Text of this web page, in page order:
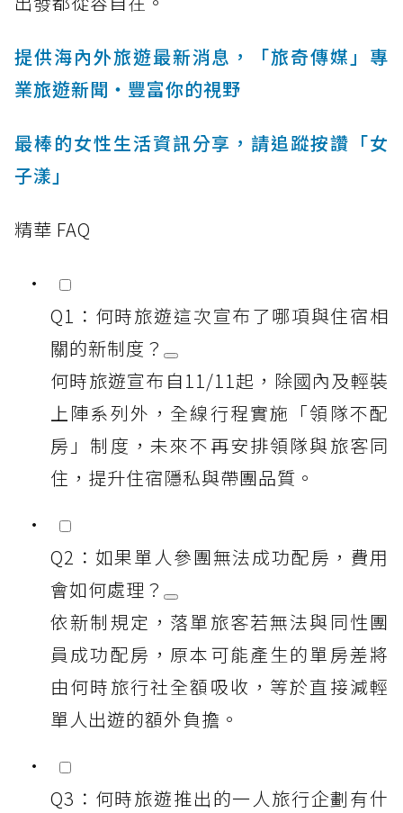
提供海內外旅遊最新消息，「旅奇傳媒」專
業旅遊新聞‧豐富你的視野
最棒的女性生活資訊分享，請追蹤按讚「女
子漾」
精華 FAQ
Q1：何時旅遊這次宣布了哪項與住宿相
關的新制度？
何時旅遊宣布自11/11起，除國內及輕裝
上陣系列外，全線行程實施「領隊不配
房」制度，未來不再安排領隊與旅客同
住，提升住宿隱私與帶團品質。
Q2：如果單人參團無法成功配房，費用
會如何處理？
依新制規定，落單旅客若無法與同性團
員成功配房，原本可能產生的單房差將
由何時旅行社全額吸收，等於直接減輕
單人出遊的額外負擔。
Q3：何時旅遊推出的一人旅行企劃有什